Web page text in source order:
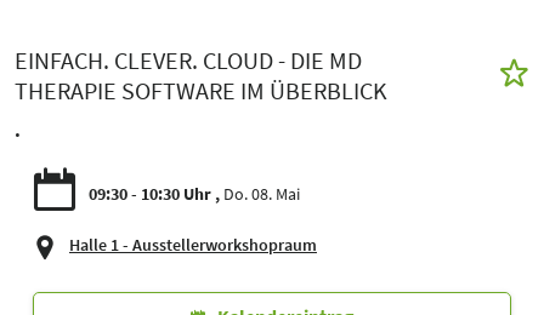
EINFACH. CLEVER. CLOUD - DIE MD
THERAPIE SOFTWARE IM ÜBERBLICK
.
09:30 - 10:30 Uhr Do. 08. Mai
Halle 1 - Ausstellerworkshopraum